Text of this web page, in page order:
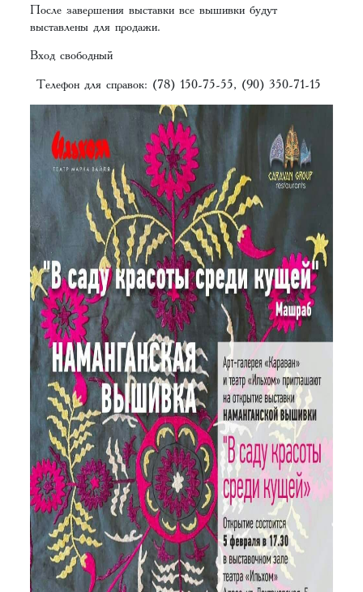
После завершения выставки все вышивки будут
выставлены для продажи.
Вход свободный
Телефон для справок: (78) 150-75-55, (90) 350-71-15